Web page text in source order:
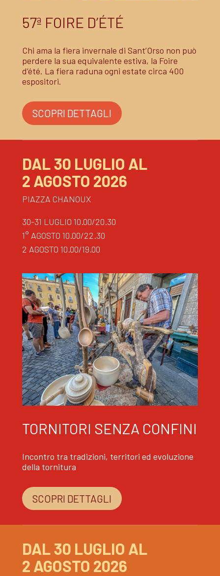
57ª FOIRE D’ÉTÉ
Chi ama la fiera invernale di Sant’Orso non può
perdere la sua equivalente estiva, la Foire
d’été. La fiera raduna ogni estate circa 400
espositori.
SCOPRI DETTAGLI
DAL 30 LUGLIO AL
2 AGOSTO 2026
PIAZZA CHANOUX
30-31 LUGLIO 10.00/20.30
1° AGOSTO 10.00/22.30
2 AGOSTO 10.00/19.00
TORNITORI SENZA CONFINI
Incontro tra tradizioni, territori ed evoluzione
della tornitura
SCOPRI DETTAGLI
DAL 30 LUGLIO AL
2 AGOSTO 2026